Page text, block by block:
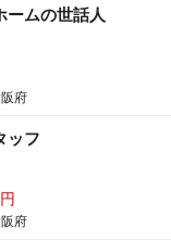
ームの世話人
府
ッフ
府